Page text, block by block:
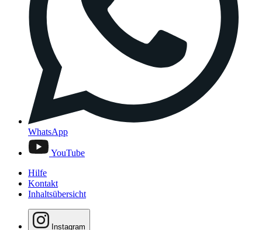
WhatsApp
YouTube
Hilfe
Kontakt
Inhaltsübersicht
Instagram